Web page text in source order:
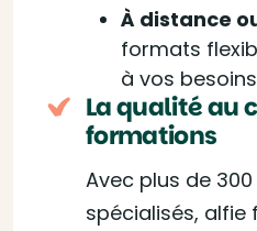
À distance
formats
à vos
La qualité au
formations
Avec plus de
spécialisés,